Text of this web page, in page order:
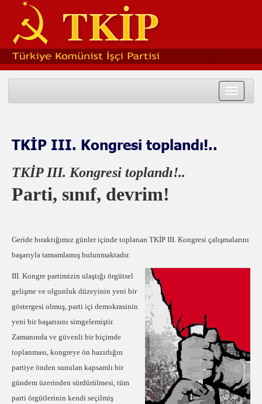
Toggle
TKİP III. Kongresi toplandı!..
TKİP III. Kongresi toplandı!..
Parti, sınıf, devrim!
Geride bıraktığımız günler içinde toplanan TKİP III. Kongresi çalışmalarını
başarıyla tamamlamış bulunmaktadır.
III. Kongre partimizin ulaştığı örgütsel
gelişme ve olgunluk düzeyinin yeni bir
göstergesi olmuş, parti içi demokrasinin
yeni bir başarısını simgelemiştir.
Zamanında ve güvenli bir biçimde
toplanması, kongreye ön hazırlığın
partiye önden sunulan kapsamlı bir
gündem üzerinden sürdürülmesi, tüm
parti örgütlerinin kendi seçilmiş